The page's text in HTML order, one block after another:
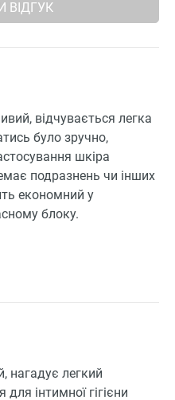
ВІДГУК
відчувається легка
було зручно,
шкіра
подразнень чи інших
економний у
блоку.
нагадує легкий
інтимної гігієни